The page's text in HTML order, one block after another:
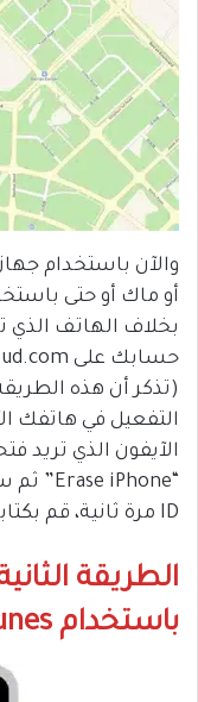
والآن باستخدام
أو ماك أو حتى
بخلاف الهاتف الذي
(تذكر أن هذه
التفعيل في هاتفك
الآيفون الذي تريد
ID مرة ثانية، قم بكتابتها وهكذا قد تم الأمر.
الطريقة
باستخدام iTunes:-